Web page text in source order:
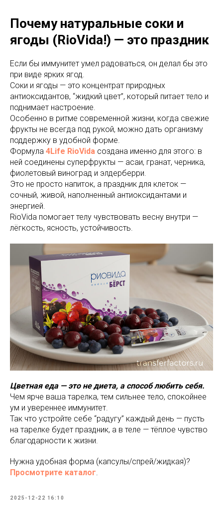
Почему натуральные соки и
ягоды (RioVida!) — это праздник
Если бы иммунитет умел радоваться, он делал бы это
при виде ярких ягод.
Соки и ягоды — это концентрат природных
антиоксидантов, “жидкий цвет”, который питает тело и
поднимает настроение.
Особенно в ритме современной жизни, когда свежие
фрукты не всегда под рукой, можно дать организму
поддержку в удобной форме.
Формула 4Life RioVida создана именно для этого: в
ней соединены суперфрукты — асаи, гранат, черника,
фиолетовый виноград и элдерберри.
Это не просто напиток, а праздник для клеток —
сочный, живой, наполненный антиоксидантами и
энергией.
RioVida помогает телу чувствовать весну внутри —
лёгкость, ясность, устойчивость.
Цветная еда — это не диета, а способ любить себя.
Чем ярче ваша тарелка, тем сильнее тело, спокойнее
ум и увереннее иммунитет.
Так что устройте себе “радугу” каждый день — пусть
на тарелке будет праздник, а в теле — тёплое чувство
благодарности к жизни.
Нужна удобная форма (капсулы/спрей/жидкая)?
Просмотрите каталог.
2025-12-22 16:10